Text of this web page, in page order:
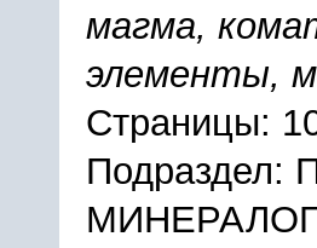
магма,
элементы,
Страницы: